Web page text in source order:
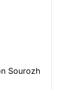
Sourozh